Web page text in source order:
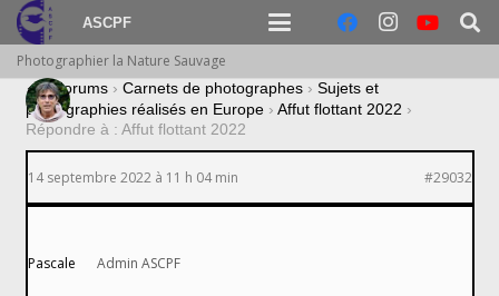
ASCPF
Photographier la Nature Sauvage
› Forums › Carnets de photographes › Sujets et
photographies réalisés en Europe › Affut flottant 2022 ›
Répondre à : Affut flottant 2022
14 septembre 2022 à 11 h 04 min #29032
Pascale Admin ASCPF